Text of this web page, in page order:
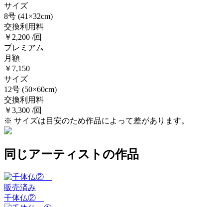
サイズ
8号 (41×32cm)
交換利用料
￥2,200 /回
プレミアム
月額
￥7,150
サイズ
12号 (50×60cm)
交換利用料
￥3,300 /回
※ サイズは目安のため作品によって差があります。
同じアーティストの作品
販売済み
千体仏②